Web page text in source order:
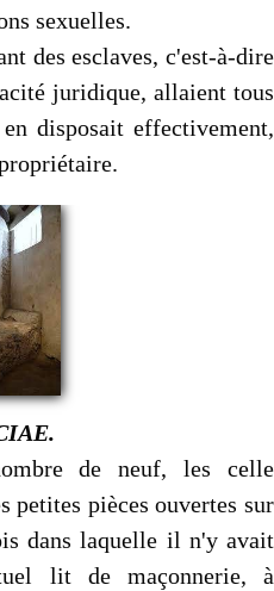
sexuelles.
des esclaves, c'est-à-dire
juridique, allaient tous
disposait effectivement,
de neuf, les celle
petites pièces ouvertes sur
dans laquelle il n'y avait
lit de maçonnerie, à